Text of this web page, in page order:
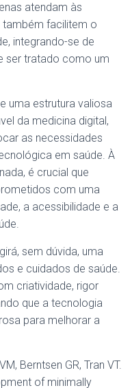
atendam às
também facilitem o
integrando-se de
ser tratado como um
uma estrutura valiosa
da medicina digital,
as necessidades
em saúde. À
é crucial que
com uma
a acessibilidade e a
sem dúvida, uma
e cuidados de saúde.
criatividade, rigor
que a tecnologia
para melhorar a
Berntsen GR, Tran VT.
of minimally